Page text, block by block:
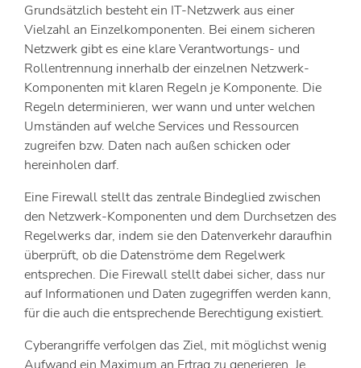
Grundsätzlich besteht ein IT-Netzwerk aus einer
Vielzahl an Einzelkomponenten. Bei einem sicheren
Netzwerk gibt es eine klare Verantwortungs- und
Rollentrennung innerhalb der einzelnen Netzwerk-
Komponenten mit klaren Regeln je Komponente. Die
Regeln determinieren, wer wann und unter welchen
Umständen auf welche Services und Ressourcen
zugreifen bzw. Daten nach außen schicken oder
hereinholen darf.
Eine Firewall stellt das zentrale Bindeglied zwischen
den Netzwerk-Komponenten und dem Durchsetzen des
Regelwerks dar, indem sie den Datenverkehr daraufhin
überprüft, ob die Datenströme dem Regelwerk
entsprechen. Die Firewall stellt dabei sicher, dass nur
auf Informationen und Daten zugegriffen werden kann,
für die auch die entsprechende Berechtigung existiert.
Cyberangriffe verfolgen das Ziel, mit möglichst wenig